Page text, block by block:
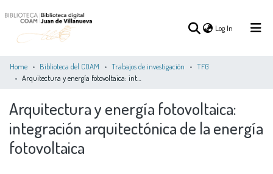
Log In (current)
COMMUNITIES
ALL OF DSPACE
STATISTICS
Home Biblioteca del COAM Trabajos de investigación
TFG
Arquitectura y energía fotovoltaica:
integración arquitectónica de la energía
fotovoltaica